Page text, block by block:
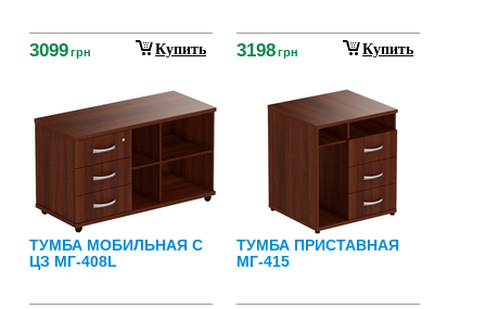
3099грн Купить 3198грн Купить
ТУМБА МОБИЛЬНАЯ С
ЦЗ МГ-408L
ТУМБА ПРИСТАВНАЯ
МГ-415